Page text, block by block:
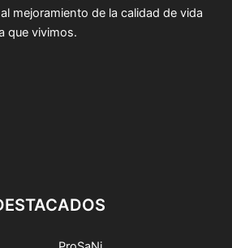
mejoramiento de la calidad de vida
que vivimos.